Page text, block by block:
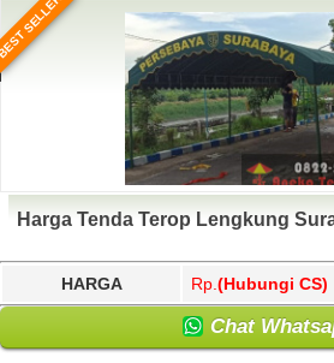
SELLER
Harga Tenda Terop Lengkung
HARGA Rp. (Hubungi CS)
Chat